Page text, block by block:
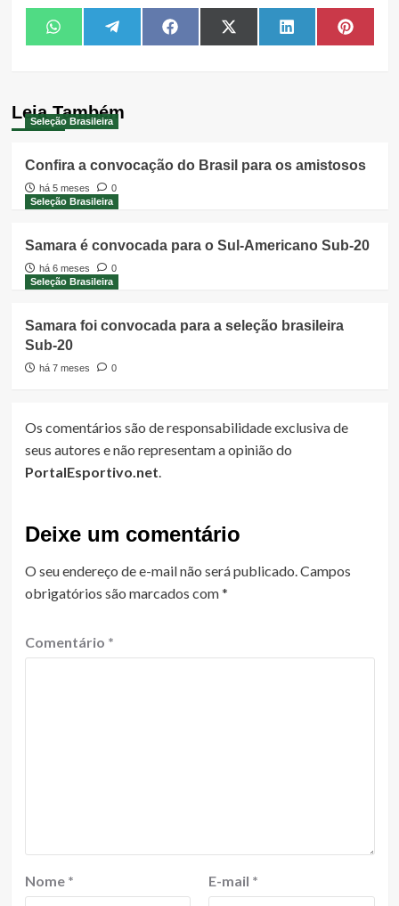
Share
on
WhatsAppShare
on
TelegramShare
on
FacebookShare
on
X
(Twitter)
Share
on
LinkedIn Share
on
Leia Também
Seleção Brasileira
Confira a convocação do Brasil para os amistosos
há 5 meses
0
Seleção Brasileira
Samara é convocada para o Sul-Americano Sub-20
há 6 meses
0
Seleção Brasileira
Samara foi convocada para a seleção brasileira
Sub-20
há 7 meses 0
Os comentários são de responsabilidade exclusiva de
seus autores e não representam a opinião do
PortalEsportivo.net.
Deixe um comentário
O seu endereço de e-mail não será publicado.Campos
obrigatórios são marcados com*
Comentário *
Nome * E-mail *